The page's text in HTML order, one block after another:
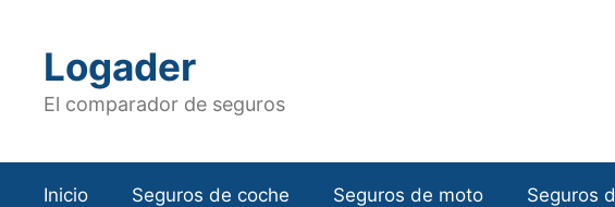
contenidoLogader
El comparador de seguros
Inicio Seguros de coche Seguros de moto Seguros